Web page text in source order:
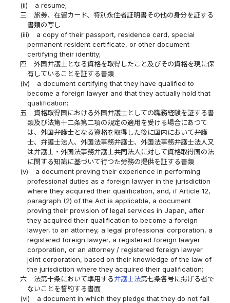
(ii)
a resume;
三
旅券、在留カード、特別永住者証明書その他の身分を証する
書類の写し
(iii)
a copy of their passport, residence card, special
permanent resident certificate, or other document
certifying their identity;
四
外国弁護士となる資格を取得したこと及びその資格を現に保
有していることを証する書類
(iv)
a document certifying that they have qualified to
become a foreign lawyer and that they actually hold that
qualification;
五
資格取得国における外国弁護士としての職務経験を証する書
類及び法第十二条第二項の規定の適用を受ける場合にあつて
は、外国弁護士となる資格を取得した後に国内において弁護
士、弁護士法人、外国法事務弁護士、外国法事務弁護士法人又
は弁護士・外国法事務弁護士共同法人に対して資格取得国の法
に関する知識に基づいて行つた労務の提供を証する書類
(v)
a document proving their experience in performing
professional duties as a foreign lawyer in the jurisdiction
where they acquired their qualification, and, if Article 12,
paragraph (2) of the Act is applicable, a document
proving their provision of legal services in Japan, after
they acquired their qualification to become a foreign
lawyer, to an attorney, a legal professional corporation, a
registered foreign lawyer, a registered foreign lawyer
corporation, or an attorney / registered foreign lawyer
joint corporation, based on their knowledge of the law of
the jurisdiction where they acquired their qualification;
六
法第十条において準用する弁護士法第七条各号に掲げる者で
ないことを誓約する書面
(vi)
a document in which they pledge that they do not fall